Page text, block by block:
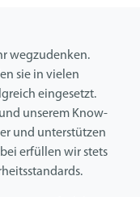
wegzudenken.
sie in vielen
eingesetzt.
unserem Know-
und unterstützen
erfüllen wir stets